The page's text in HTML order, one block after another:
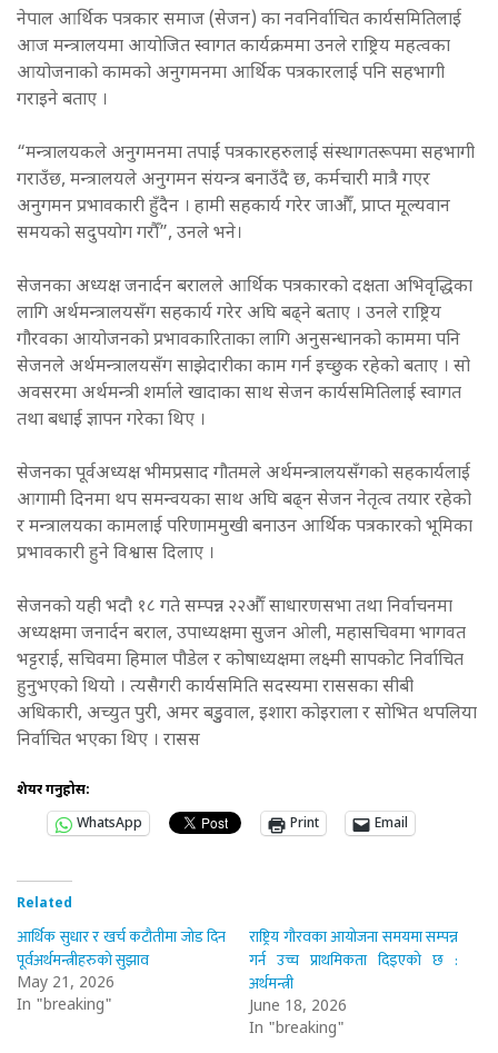
नेपाल आर्थिक पत्रकार समाज (सेजन) का नवनिर्वाचित कार्यसमितिलाई
आज मन्त्रालयमा आयोजित स्वागत कार्यक्रममा उनले राष्ट्रिय महत्वका
आयोजनाको कामको अनुगमनमा आर्थिक पत्रकारलाई पनि सहभागी
गराइने बताए ।
“मन्त्रालयकले अनुगमनमा तपाईं पत्रकारहरुलाई संस्थागतरूपमा सहभागी
गराउँछ, मन्त्रालयले अनुगमन संयन्त्र बनाउँदै छ, कर्मचारी मात्रै गएर
अनुगमन प्रभावकारी हुँदैन । हामी सहकार्य गरेर जाऔँ, प्राप्त मूल्यवान
समयको सदुपयोग गरौँ”, उनले भने।
सेजनका अध्यक्ष जनार्दन बरालले आर्थिक पत्रकारको दक्षता अभिवृद्धिका
लागि अर्थमन्त्रालयसँग सहकार्य गरेर अघि बढ्ने बताए । उनले राष्ट्रिय
गौरवका आयोजनको प्रभावकारिताका लागि अनुसन्धानको काममा पनि
सेजनले अर्थमन्त्रालयसँग साझेदारीका काम गर्न इच्छुक रहेको बताए । सो
अवसरमा अर्थमन्त्री शर्माले खादाका साथ सेजन कार्यसमितिलाई स्वागत
तथा बधाई ज्ञापन गरेका थिए ।
सेजनका पूर्वअध्यक्ष भीमप्रसाद गौतमले अर्थमन्त्रालयसँगको सहकार्यलाई
आगामी दिनमा थप समन्वयका साथ अघि बढ्न सेजन नेतृत्व तयार रहेको
र मन्त्रालयका कामलाई परिणाममुखी बनाउन आर्थिक पत्रकारको भूमिका
प्रभावकारी हुने विश्वास दिलाए ।
सेजनको यही भदौ १८ गते सम्पन्न २२औँ साधारणसभा तथा निर्वाचनमा
अध्यक्षमा जनार्दन बराल, उपाध्यक्षमा सुजन ओली, महासचिवमा भागवत
भट्टराई, सचिवमा हिमाल पौडेल र कोषाध्यक्षमा लक्ष्मी सापकोट निर्वाचित
हुनुभएको थियो । त्यसैगरी कार्यसमिति सदस्यमा राससका सीबी
अधिकारी, अच्युत पुरी, अमर बडुुवाल, इशारा कोइराला र सोभित थपलिया
निर्वाचित भएका थिए । रासस
शेयर गर्नुहोस:
WhatsApp
Print Email
Related
आर्थिक सुधार र खर्च कटौतीमा जोड दिन
पूर्वअर्थमन्त्रीहरुको सुझाव
May 21, 2026
In "breaking"
राष्ट्रिय गौरवका आयोजना समयमा सम्पन्न
गर्न उच्च प्राथमिकता दिइएको छ :
अर्थमन्त्री
June 18, 2026
In "breaking"